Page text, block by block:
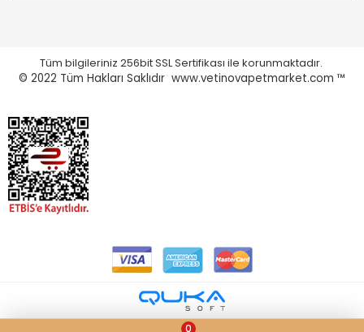
Tüm bilgileriniz 256bit SSL Sertifikası ile korunmaktadır.
© 2022 Tüm Hakları Saklıdır www.vetinovapetmarket.com ™
0